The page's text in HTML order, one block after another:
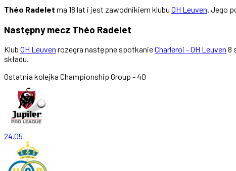
Théo Radelet ma 18 lat i jest zawodnikiem klubu OH Leuven. Jego
Następny mecz Théo Radelet
Klub OH Leuven rozegra następne spotkanieCharleroi - OH Leuven 8
składu.
Ostatnia kolejka Championship Group - 40
24.05